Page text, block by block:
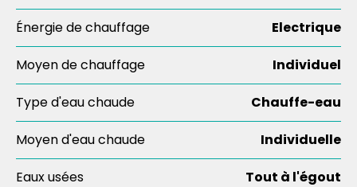
Énergie de chauffage Electrique
Moyen de chauffage Individuel
Type d'eau chaude Chauffe-eau
Moyen d'eau chaude Individuelle
Eaux usées Tout à l'égout